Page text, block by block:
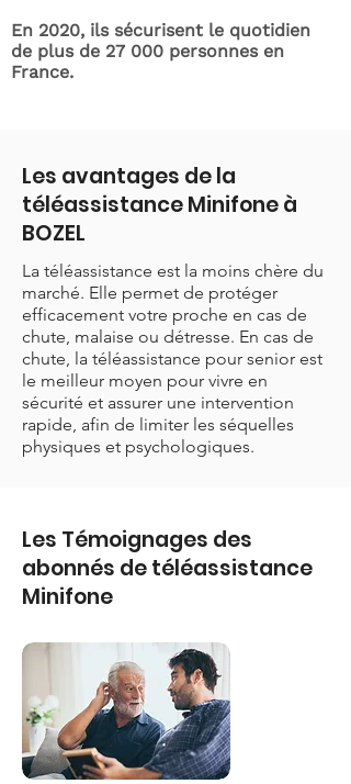
En 2020, ils sécurisent le quotidien
de plus de 27 000 personnes en
France.
Les avantages de la
téléassistance Minifone à
BOZEL
La téléassistance est la moins chère du
marché. Elle permet de protéger
efficacement votre proche en cas de
chute, malaise ou détresse. En cas de
chute, la téléassistance pour senior est
le meilleur moyen pour vivre en
sécurité et assurer une intervention
rapide, afin de limiter les séquelles
physiques et psychologiques.
Les Témoignages des
abonnés de téléassistance
Minifone